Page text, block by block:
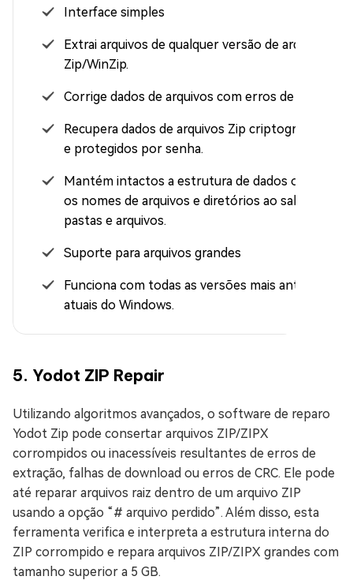
Interface simples
Extrai arquivos de qualquer versão de arquivo
Zip/WinZip.
Corrige dados de arquivos com erros de CRC.
Recupera dados de arquivos Zip criptografados
e protegidos por senha.
Mantém intactos a estrutura de dados original,
os nomes de arquivos e diretórios ao salvar
pastas e arquivos.
Suporte para arquivos grandes
Funciona com todas as versões mais antigas e
atuais do Windows.
5. Yodot ZIP Repair
Utilizando algoritmos avançados, o software de reparo
Yodot Zip pode consertar arquivos ZIP/ZIPX
corrompidos ou inacessíveis resultantes de erros de
extração, falhas de download ou erros de CRC. Ele pode
até reparar arquivos raiz dentro de um arquivo ZIP
usando a opção “# arquivo perdido”. Além disso, esta
ferramenta verifica e interpreta a estrutura interna do
ZIP corrompido e repara arquivos ZIP/ZIPX grandes com
tamanho superior a 5 GB.